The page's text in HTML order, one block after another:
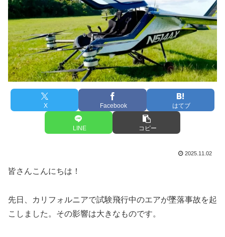
X Facebook はてブ
LINE コピー
2025.11.02
皆さんこんにちは！
先日、カリフォルニアで試験飛行中のエアが墜落事故を起
こしました。その影響は大きなものです。